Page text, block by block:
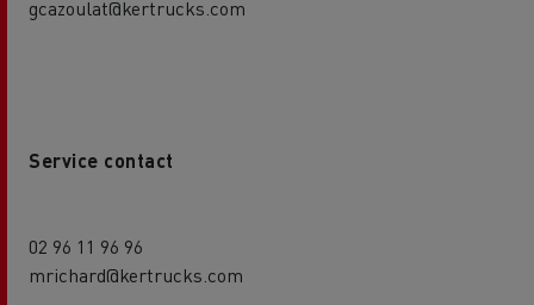
gcazoulat@kertrucks.com
Service contact
02 96 11 96 96
mrichard@kertrucks.com